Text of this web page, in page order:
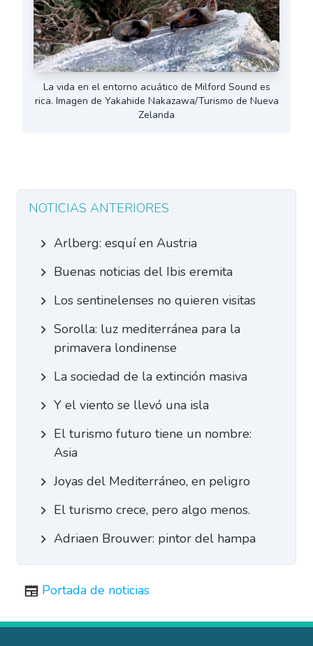
La vida en el entorno acuático de Milford Sound es
rica. Imagen de Yakahide Nakazawa/Turismo de Nueva
Zelanda
NOTICIAS ANTERIORES
Arlberg: esquí en Austria
Buenas noticias del Ibis eremita
Los sentinelenses no quieren visitas
Sorolla: luz mediterránea para la
primavera londinense
La sociedad de la extinción masiva
Y el viento se llevó una isla
El turismo futuro tiene un nombre:
Asia
Joyas del Mediterráneo, en peligro
El turismo crece, pero algo menos.
Adriaen Brouwer: pintor del hampa
Portada de noticias